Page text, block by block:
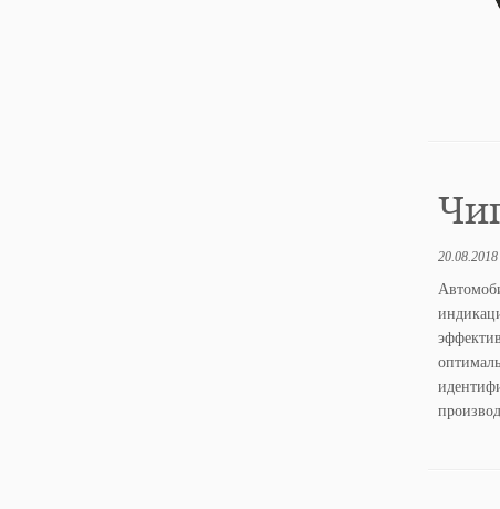
20.08.2018